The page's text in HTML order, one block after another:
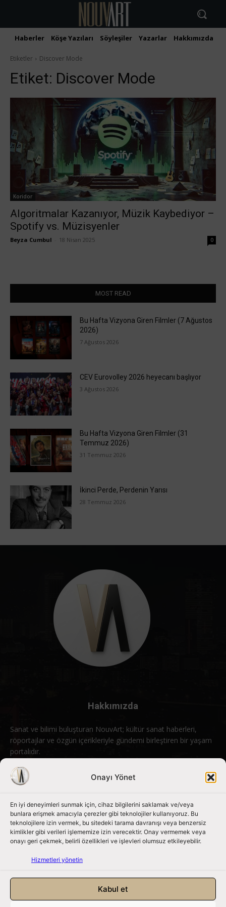
Onayı Yönet
En iyi deneyimleri sunmak için, cihaz bilgilerini saklamak ve/veya
bunlara erişmek amacıyla çerezler gibi teknolojiler kullanıyoruz. Bu
teknolojilere izin vermek, bu sitedeki tarama davranışı veya benzersiz
kimlikler gibi verileri işlememize izin verecektir. Onay vermemek veya
onayı geri çekmek, belirli özellikleri ve işlevleri olumsuz etkileyebilir.
Hizmetleri yönetin
Kabul et
Haberler Köşe Yazıları Söyleşiler Yazarlar Hakkımızda
Etiketler Discover Mode
Etiket: Discover Mode
Koridor
Algoritmalar Kazanıyor, Müzik Kaybediyor –
Spotify vs. Müzisyenler
Beyza Cumbul 18 Nisan 2025 0
MOST READ
Bu Hafta Vizyona Giren Filmler (7 Ağustos
2026)
7 Ağustos 2026
CEV Eurovolley 2026 heyecanı başlıyor
3 Ağustos 2026
Bu Hafta Vizyona Giren Filmler (31
Temmuz 2026)
31 Temmuz 2026
İkinci Perde, Perdenin Yarısı
28 Temmuz 2026
Hakkımızda
Sanat ve bilimi buluşturan NouvArt; kültür sanat haberleri,
röportajlar ve özgün içerikleriyle gündemi birleştiren bir yaşam
portalıdır.
Bizimle iletişime geçin: info@nouvart.net
Bizi Takip Edin